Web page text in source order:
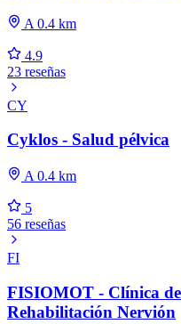
A 0.4 km
4.9
23 reseñas
CY
Cyklos - Salud pélvica
A 0.4 km
5
56 reseñas
FI
FISIOMOT - Clínica
Rehabilitación Nervión